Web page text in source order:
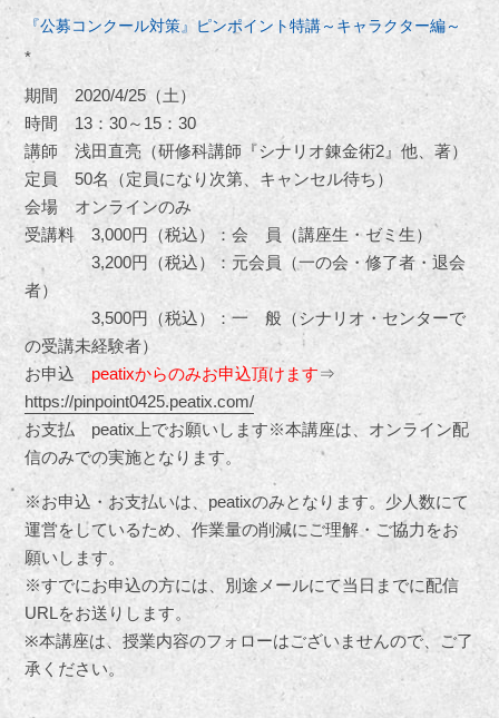
『公募コンクール対策』ピンポイント特講～キャラクター編～
*
期間 2020/4/25（土）
時間 13：30～15：30
講師 浅田直亮（研修科講師『シナリオ錬金術2』他、著）
定員 50名（定員になり次第、キャンセル待ち）
会場 オンラインのみ
受講料 3,000円（税込）：会 員（講座生・ゼミ生）
3,200円（税込）：元会員（一の会・修了者・退会
者）
3,500円（税込）：一 般（シナリオ・センターで
の受講未経験者）
お申込 peatixからのみお申込頂けます⇒
https://pinpoint0425.peatix.com/
お支払 peatix上でお願いします※本講座は、オンライン配
信のみでの実施となります。
※お申込・お支払いは、peatixのみとなります。少人数にて
運営をしているため、作業量の削減にご理解・ご協力をお
願いします。
※すでにお申込の方には、別途メールにて当日までに配信
URLをお送りします。
※本講座は、授業内容のフォローはございませんので、ご了
承ください。